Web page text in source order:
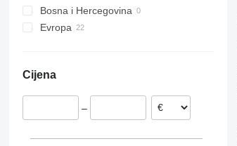
ZWP
T700
T900
ZKO
ZWF
Bosna i Hercegovina
Evropa
Njemačka
Nizozemska
Cijena
–